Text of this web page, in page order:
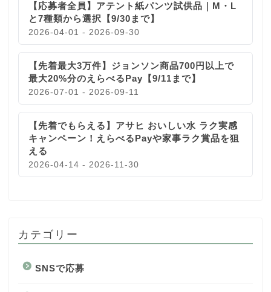
【応募者全員】アテント紙パンツ試供品｜M・L
と7種類から選択【9/30まで】
2026-04-01 - 2026-09-30
【先着最大3万件】ジョンソン商品700円以上で
最大20%分のえらべるPay【9/11まで】
2026-07-01 - 2026-09-11
【先着でもらえる】アサヒ おいしい水 ラク実感
キャンペーン！えらべるPayや家事ラク賞品を狙
える
2026-04-14 - 2026-11-30
カテゴリー
SNSで応募